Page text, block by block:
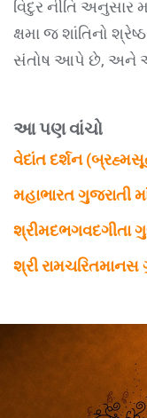
વિદુર નીતિ અનુસાર
ક્ષમા જ શાંતિનો
સંતોષ આપે છે, અને
આ પણ વાંચો
વેદાંત દર્શન
મહાભારત ગુજરાતી
શ્રીમદભગવદગીતા
શ્રી રામચરિતમાનસ